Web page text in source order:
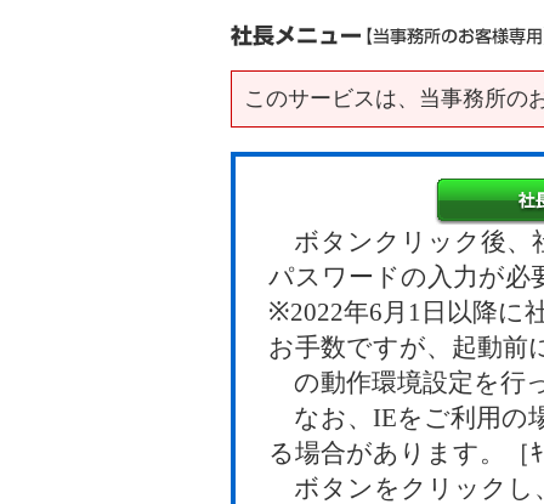
このサービスは、当事務所の
ボタンクリック後、
パスワードの入力が必
※2022年6月1日以降に
お手数ですが、起動前
の動作環境設定を行
なお、IEをご利用の
る場合があります。［
ボタンをクリックし